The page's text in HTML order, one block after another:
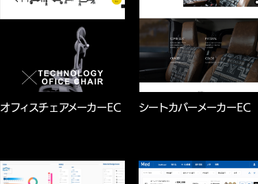
オフィスチェアメーカーEC シートカバーメーカーEC